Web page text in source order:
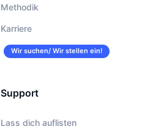
Methodik
Karriere
Wir suchen/ Wir stellen ein!
Support
Lass dich auflisten